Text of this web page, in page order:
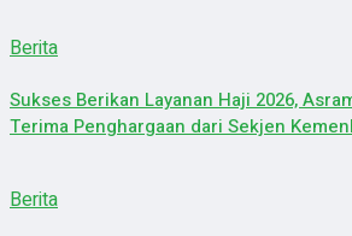
Berita
Sukses Berikan Layanan Haji 2026,
Terima Penghargaan dari Sekjen
Berita